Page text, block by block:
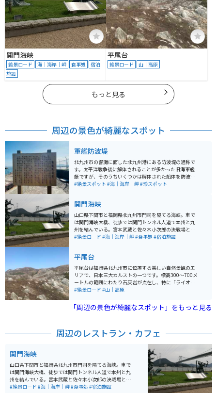
関門海峡
絶景ロード 海｜海岸｜岬 食事処
宿泊
施設
平尾台
絶景ロード 山｜高原
もっと見る
周辺の景色が綺麗なスポット
軍艦防波堤
北九州市の響灘に面した北九州港にある防波堤の通称で
す。太平洋戦争後に解体されることが多かった旧海軍艦
艇ですが、そのうちいくつかは解体された船体を防波堤
として利用されています。 北九州港に作られた長さ770
のものを防波堤として使っていましたが、のちに埋没さ
せたり周囲をコンクリートで多い現在の姿になっていま
す。「柳」の船体は今でも船の形を留めており、ありし
日の姿を想像することができます。
#絶景スポット #海｜海岸｜岬#珍スポット
関門海峡
山口県下関市と福岡県北九州市門司を隔てる海峡。車で
は関門海峡大橋、徒歩では関門トンネル人道で本州と九
州を結んでいる。宮本武蔵と佐々木小次郎の決戦場とな
った巌流島や門司港レトロなどの観光地が楽しめる。
#絶景ロード #海｜海岸｜岬#食事処 #宿泊施設
平尾台
平尾台は福岡県北九州市に位置する美しい自然景観のエ
リアで、日本三大カルストの一つです。標高300〜700メ
ートルの範囲にわたり石灰岩が点在し、特に「ライオン
岩」「キス岩」などの変わった形の岩や石灰岩の中から
出会えます​。平尾台はトレッキングコースとしても人気
が高いです。 平尾台の特徴的な景観は、純白の石灰岩と
ングのメッカとして知られています。初心者でもケイビ
明かりだけを頼りに洞窟を進むアドベンチャー体験が楽
キャンプやバンガロー、コテージなどの宿泊施設もあり
ます。ここでは天然石ブレスレット作りを体験すること
もでき、自然の中で1日を過ごすことができます​。
#絶景ロード #山｜高原
「周辺の景色が綺麗なスポット」をもっと見る
周辺のレストラン・カフェ
関門海峡
山口県下関市と福岡県北九州市門司を隔てる海峡。車で
は関門海峡大橋、徒歩では関門トンネル人道で本州と九
州を結んでいる。宮本武蔵と佐々木小次郎の決戦場とな
った巌流島や門司港レトロなどの観光地が楽しめる。
#絶景ロード #海｜海岸｜岬#食事処 #宿泊施設